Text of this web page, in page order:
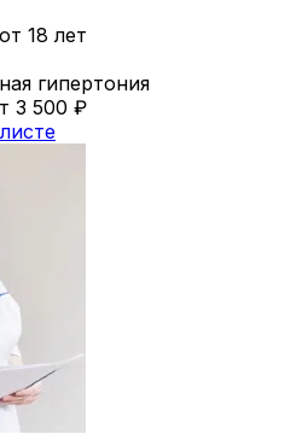
18 лет
гипертония
3 500 ₽